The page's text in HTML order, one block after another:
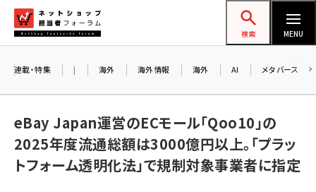
ン
ネットショップ担当者フォーラム
検索 MENU
amazon (2258)
連載・特集 | 海外 海外情報 海外 AI メタバース
eBay Japan運営のECモール「Qoo10」の
2025年度流通総額は3000億円以上。「プラッ
トフォーム透明化法」で規制対象事業者に指定
AI